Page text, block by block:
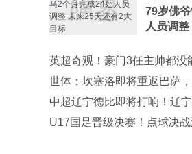
79岁佛
人员调
英超奇观！豪门3任主帅都没
缺达15个月
世体：坎塞洛即将重返巴萨
欧元
中超辽宁德比即将打响！辽
判
U17国足晋级决赛！点球决